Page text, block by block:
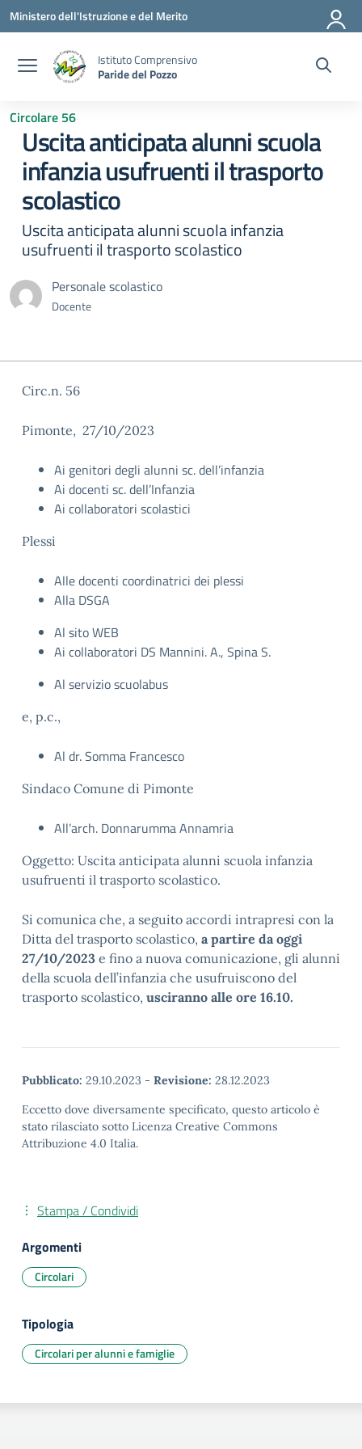
Vai ai contenuti
Vai al menu di navigazione
Vai al footer
Ministero dell'Istruzione e del Merito
Istituto Comprensivo
Paride del Pozzo
Circolare 56
Uscita anticipata alunni scuola
infanzia usufruenti il trasporto
scolastico
Uscita anticipata alunni scuola infanzia
usufruenti il trasporto scolastico
Personale scolastico
Docente
Circ.n. 56
Pimonte, 27/10/2023
Ai genitori degli alunni sc. dell’infanzia
Ai docenti sc. dell’Infanzia
Ai collaboratori scolastici
Plessi
Alle docenti coordinatrici dei plessi
Alla DSGA
Al sito WEB
Ai collaboratori DS Mannini. A., Spina S.
Al servizio scuolabus
e, p.c.,
Al dr. Somma Francesco
Sindaco Comune di Pimonte
All’arch. Donnarumma Annamria
Oggetto: Uscita anticipata alunni scuola infanzia
usufruenti il trasporto scolastico.
Si comunica che, a seguito accordi intrapresi con la
Ditta del trasporto scolastico, a partire da oggi
27/10/2023 e fino a nuova comunicazione, gli alunni
della scuola dell’infanzia che usufruiscono del
trasporto scolastico, usciranno alle ore 16.10.
Pubblicato: 29.10.2023 - Revisione: 28.12.2023
Eccetto dove diversamente specificato, questo articolo è
stato rilasciato sotto Licenza Creative Commons
Attribuzione 4.0 Italia.
Stampa / Condividi
Argomenti
Circolari
Tipologia
Circolari per alunni e famiglie